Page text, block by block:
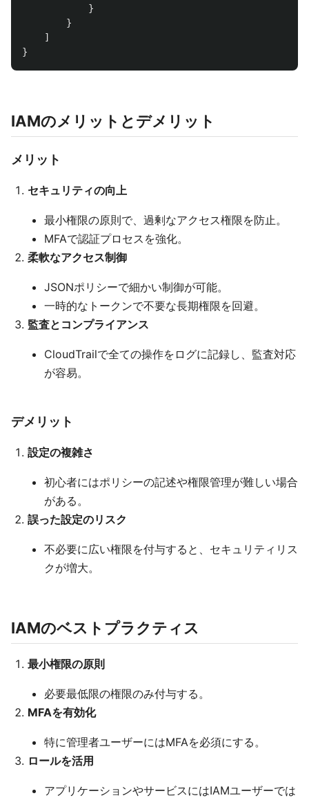
}
}
]
}
IAMのメリットとデメリット
メリット
セキュリティの向上
最小権限の原則で、過剰なアクセス権限を防止。
MFAで認証プロセスを強化。
柔軟なアクセス制御
JSONポリシーで細かい制御が可能。
一時的なトークンで不要な長期権限を回避。
監査とコンプライアンス
CloudTrailで全ての操作をログに記録し、監査対応
が容易。
デメリット
設定の複雑さ
初心者にはポリシーの記述や権限管理が難しい場合
がある。
誤った設定のリスク
不必要に広い権限を付与すると、セキュリティリス
クが増大。
IAMのベストプラクティス
最小権限の原則
必要最低限の権限のみ付与する。
MFAを有効化
特に管理者ユーザーにはMFAを必須にする。
ロールを活用
アプリケーションやサービスにはIAMユーザーでは